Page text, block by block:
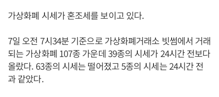
가상화폐 시세가 혼조세를 보이고 있다.
7일 오전 7시34분 기준으로 가상화폐거래소 빗썸에서 거래
되는 가상화폐 107종 가운데 39종의 시세가 24시간 전보다
올랐다. 63종의 시세는 떨어졌고 5종의 시세는 24시간 전
과 같았다.